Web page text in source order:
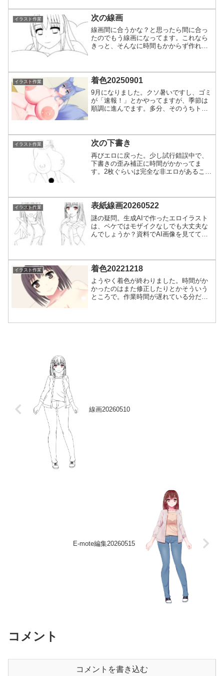
常のではダメでしょう。まだパーツ作成
が終わってないので服装に...
イラスト作業 次の線画
線画間に合うかな？と思ったら間に合っ
たのでもう線画になってます。これなら
きっと、そんなに時間もかからず作れる
ね。これはこれで想定とし...
イラスト作業 着色20250901
9月になりました。クソ暑いですし、ゴミ
が「速報！」とかやってますが、季節は
順調に進んでます。多分、そのうちトン
然で曲がっているのが人間。一応、年内
中には素材完成は確定で...
イラスト作業 次の下書き
再びエロに戻った。少し試行錯誤中で、
下書きの歪み補正に時間がかかってま
す。2枚ぐらいは完全な非エロがあること
つもと違うと思われそうですけど、角度
変更すると見切れるところ...
イラスト作業 表紙線画20260522
謎の疑問。生成AIで作ったエロイラスト
は、ペケではモザイクなしでも大丈夫な
んでしょうか？資料でAI画像を見てて、
い。ルール変わった？アホ姉の表紙の線
画です。2キャラだか...
イラスト作業 着色20221218
ようやく着色が終わりました。時間がか
かったのはまた修正したりとかそういう
ところで。作業時間が遅れている分だけ
も正面絵ほど難易度が高いのもあるから
線画20260510
E-mote編集20260515
コメント
コメントを書き込む